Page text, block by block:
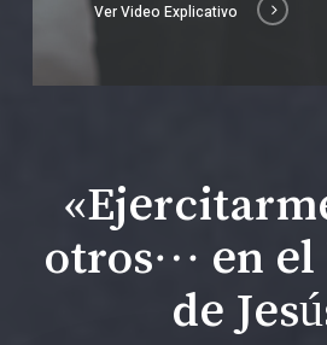
Ver Video Explicativo
otros… en el
de